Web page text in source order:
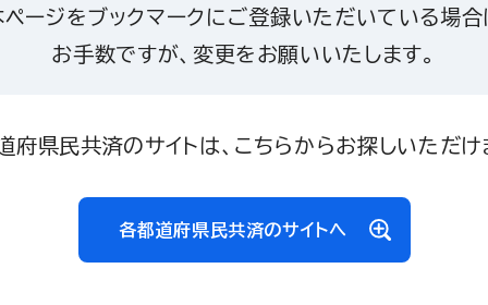
ページをブックマークにご登録いただいている場合
お手数ですが、変更をお願いいたします。
府県民共済のサイトは、こちらからお探しいただけ
各都道府県民共済のサイトへ